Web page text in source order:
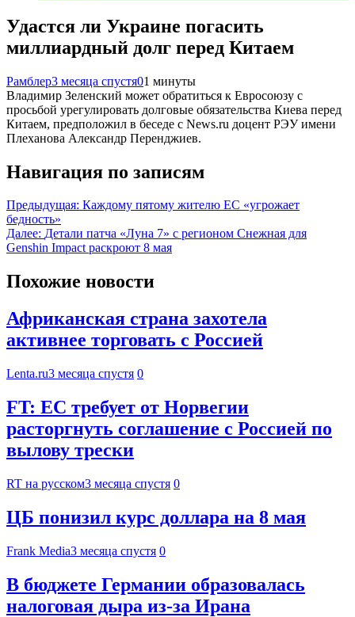
Удастся ли Украине погасить
миллиардный долг перед Китаем
Рамблер3 месяца спустя01 минуты
Владимир Зеленский может обратиться к Евросоюзу с
просьбой урегулировать долговые обязательства Киева перед
Китаем, предположил в беседе с News.ru доцент РЭУ имени
Плеханова Александр Перенджиев.
Навигация по записям
Предыдущая: Каждому пятому жителю ЕС «угрожает
бедность»
Далее: Детали патча «Луна 7» с регионом Снежная для
Genshin Impact раскроют 8 мая
Похожие новости
Африканская страна захотела
активнее торговать с Россией
Lenta.ru3 месяца спустя 0
FT: ЕС требует от Норвегии
расторгнуть соглашение с Россией по
вылову трески
RT на русском3 месяца спустя 0
ЦБ понизил курс доллара на 8 мая
Frank Media3 месяца спустя 0
В бюджете Германии образовалась
налоговая дыра из-за Ирана